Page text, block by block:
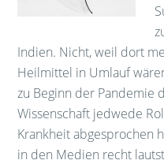
Indien. Nicht, weil dort
Heilmittel in Umlauf
zu Beginn der Pandemie
Wissenschaft jedwede
Krankheit abgesprochen
in den Medien recht